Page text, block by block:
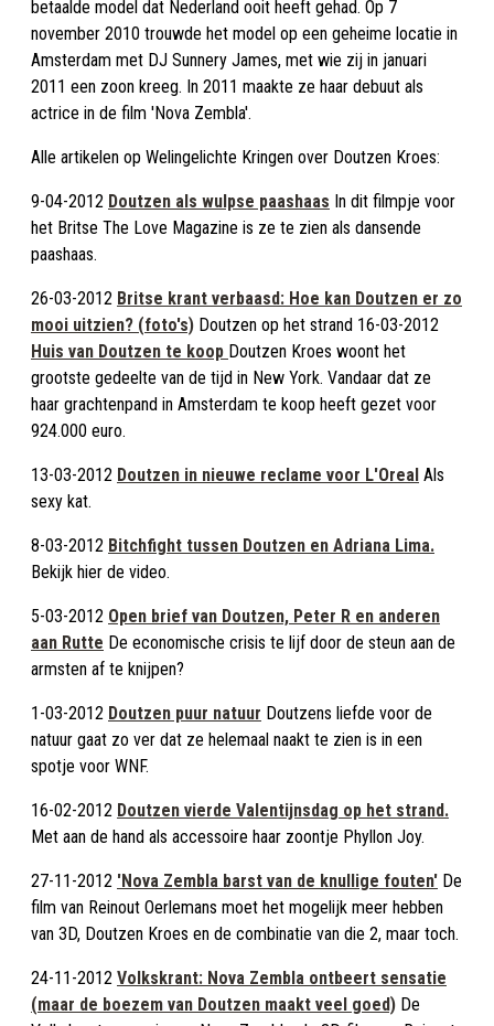
betaalde model dat Nederland ooit heeft gehad. Op 7
november 2010 trouwde het model op een geheime locatie in
Amsterdam met DJ Sunnery James, met wie zij in januari
2011 een zoon kreeg. In 2011 maakte ze haar debuut als
actrice in de film 'Nova Zembla'.
Alle artikelen op Welingelichte Kringen over Doutzen Kroes:
9-04-2012 Doutzen als wulpse paashaas In dit filmpje voor
het Britse The Love Magazine is ze te zien als dansende
paashaas.
26-03-2012 Britse krant verbaasd: Hoe kan Doutzen er zo
mooi uitzien? (foto's) Doutzen op het strand 16-03-2012
Huis van Doutzen te koop Doutzen Kroes woont het
grootste gedeelte van de tijd in New York. Vandaar dat ze
haar grachtenpand in Amsterdam te koop heeft gezet voor
924.000 euro.
13-03-2012 Doutzen in nieuwe reclame voor L'Oreal Als
sexy kat.
8-03-2012 Bitchfight tussen Doutzen en Adriana Lima.
Bekijk hier de video.
5-03-2012 Open brief van Doutzen, Peter R en anderen
aan Rutte De economische crisis te lijf door de steun aan de
armsten af te knijpen?
1-03-2012 Doutzen puur natuur Doutzens liefde voor de
natuur gaat zo ver dat ze helemaal naakt te zien is in een
spotje voor WNF.
16-02-2012 Doutzen vierde Valentijnsdag op het strand.
Met aan de hand als accessoire haar zoontje Phyllon Joy.
27-11-2012 'Nova Zembla barst van de knullige fouten' De
film van Reinout Oerlemans moet het mogelijk meer hebben
van 3D, Doutzen Kroes en de combinatie van die 2, maar toch.
24-11-2012 Volkskrant: Nova Zembla ontbeert sensatie
(maar de boezem van Doutzen maakt veel goed) De